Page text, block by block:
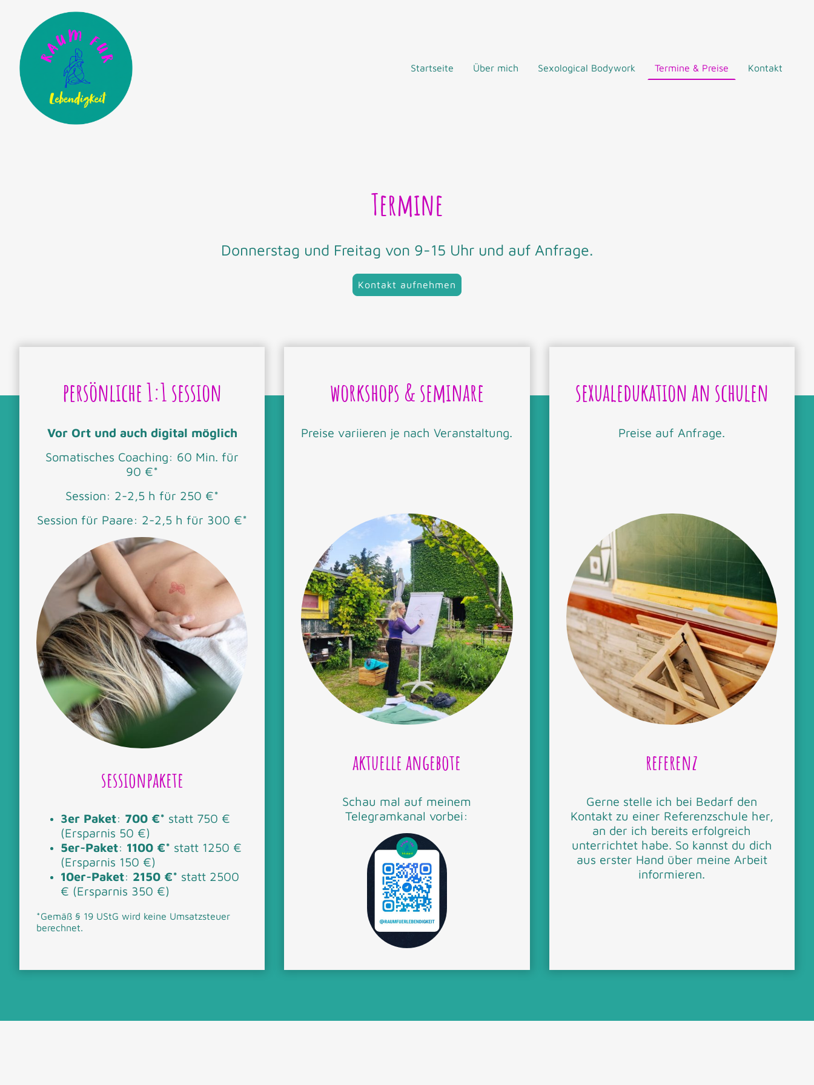
Startseite Über mich Sexological Bodywork Termine & Preise Kontakt
Termine
Donnerstag und Freitag von 9-15 Uhr und auf Anfrage.
Kontakt aufnehmen
persönliche 1:1 session
Vor Ort und auch digital möglich
Somatisches Coaching: 60 Min. für
90 €*
Session: 2-2,5 h für 250 €*
Session für Paare: 2-2,5 h für 300 €*
sessionpakete
3er Paket: 700 €* statt 750 €
(Ersparnis 50 €)
5er-Paket: 1100 €* statt 1250 €
(Ersparnis 150 €)
10er-Paket: 2150 €* statt 2500
€ (Ersparnis 350 €)
*Gemäß § 19 UStG wird keine Umsatzsteuer
berechnet.
workshops & seminare
Preise variieren je nach Veranstaltung.
aktuelle angebote
Schau mal auf meinem
Telegramkanal vorbei:
sexualedukation an schulen
Preise auf Anfrage.
referenz
Gerne stelle ich bei Bedarf den
Kontakt zu einer Referenzschule her,
an der ich bereits erfolgreich
unterrichtet habe. So kannst du dich
aus erster Hand über meine Arbeit
informieren.